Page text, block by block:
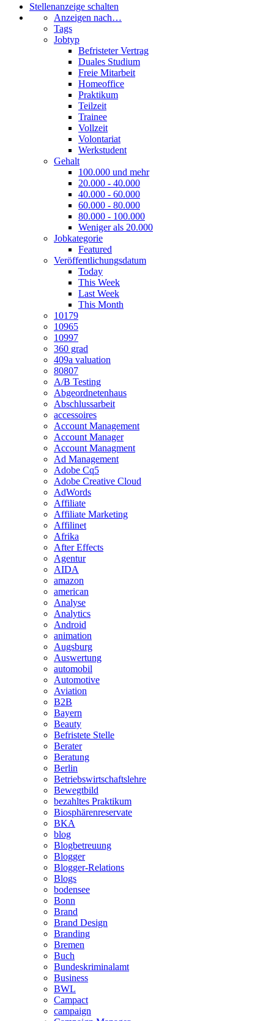
Stellenanzeige schalten
Anzeigen nach…
Tags
Jobtyp
Befristeter Vertrag
Duales Studium
Freie Mitarbeit
Homeoffice
Praktikum
Teilzeit
Trainee
Vollzeit
Volontariat
Werkstudent
Gehalt
100.000 und mehr
20.000 - 40.000
40.000 - 60.000
60.000 - 80.000
80.000 - 100.000
Weniger als 20.000
Jobkategorie
Featured
Veröffentlichungsdatum
Today
This Week
Last Week
This Month
10179
10965
10997
360 grad
409a valuation
80807
A/B Testing
Abgeordnetenhaus
Abschlussarbeit
accessoires
Account Management
Account Manager
Account Managment
Ad Management
Adobe Cq5
Adobe Creative Cloud
AdWords
Affiliate
Affiliate Marketing
Affilinet
Afrika
After Effects
Agentur
AIDA
amazon
american
Analyse
Analytics
Android
animation
Augsburg
Auswertung
automobil
Automotive
Aviation
B2B
Bayern
Beauty
Befristete Stelle
Berater
Beratung
Berlin
Betriebswirtschaftslehre
Bewegtbild
bezahltes Praktikum
Biosphärenreservate
BKA
blog
Blogbetreuung
Blogger
Blogger-Relations
Blogs
bodensee
Bonn
Brand
Brand Design
Branding
Bremen
Buch
Bundeskriminalamt
Business
BWL
Campact
campaign